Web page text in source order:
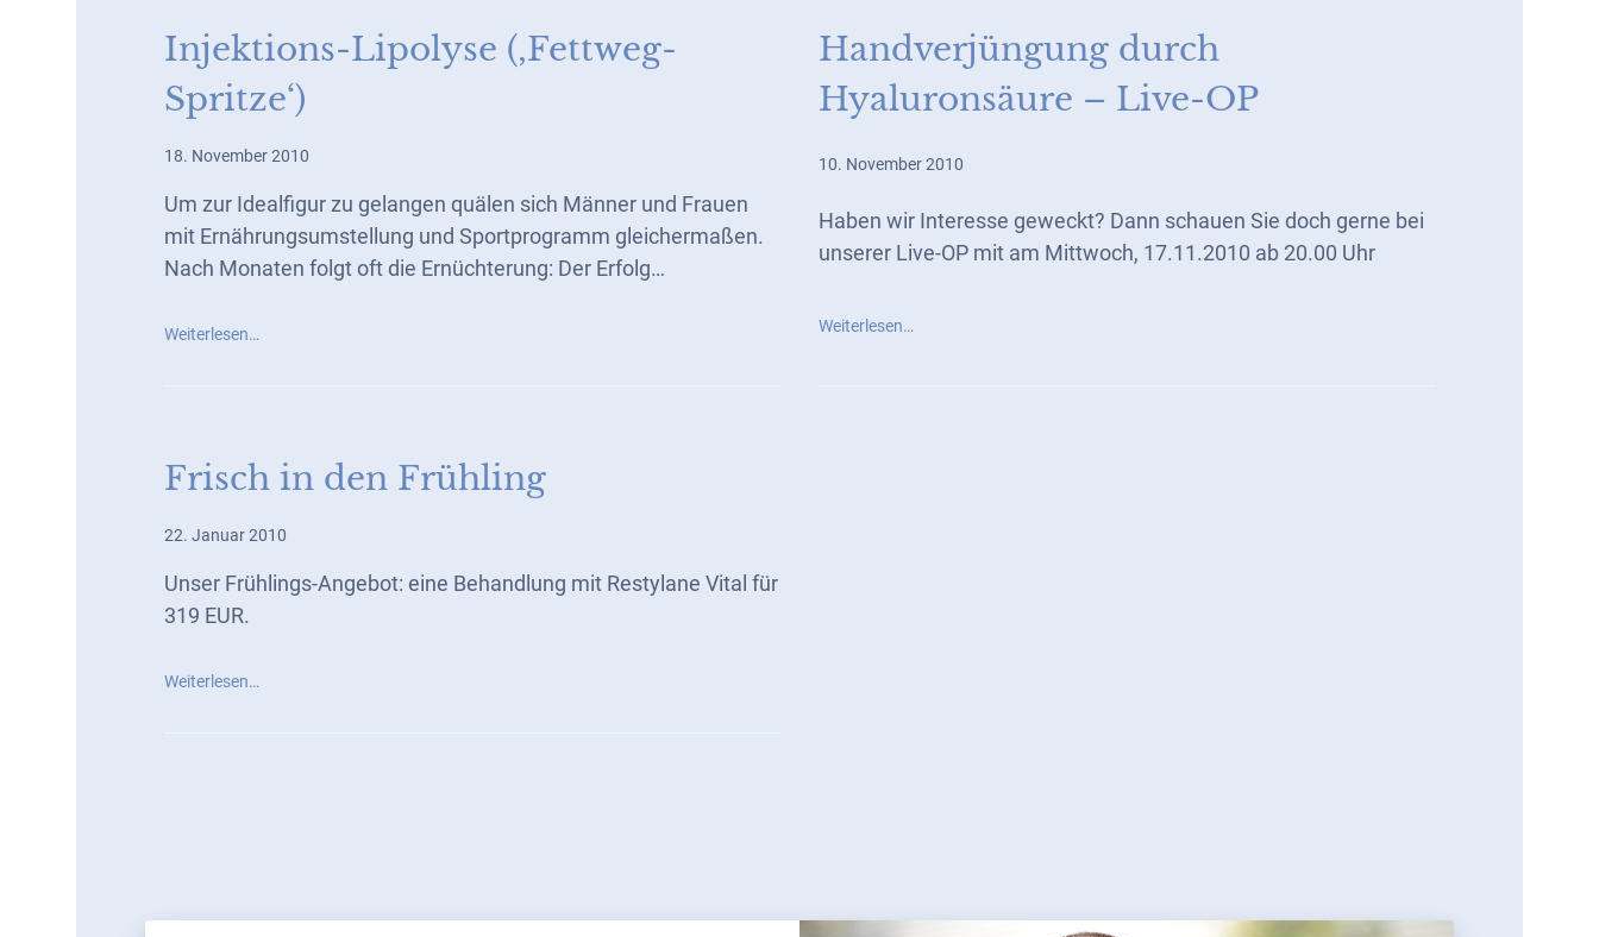
Injektions-Lipolyse (‚Fettweg-
Spritze‘)
18. November 2010
Um zur Idealfigur zu gelangen quälen sich Männer und Frauen
mit Ernährungsumstellung und Sportprogramm gleichermaßen.
Nach Monaten folgt oft die Ernüchterung: Der Erfolg…
Weiterlesen…
Handverjüngung durch
Hyaluronsäure – Live-OP
10. November 2010
Haben wir Interesse geweckt? Dann schauen Sie doch gerne bei
unserer Live-OP mit am Mittwoch, 17.11.2010 ab 20.00 Uhr
Weiterlesen…
Frisch in den Frühling
22. Januar 2010
Unser Frühlings-Angebot: eine Behandlung mit Restylane Vital für
319 EUR.
Weiterlesen…